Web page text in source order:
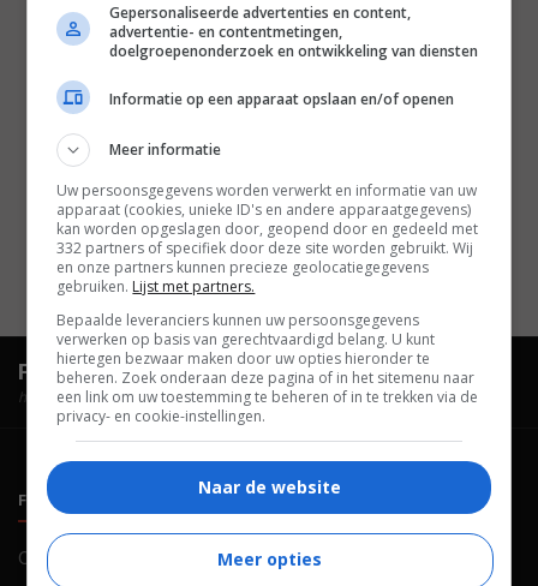
FilmTotaal.Hét online filmoverzicht.
hosted by
FILMTOTAAL
Contact
Privacy
Gepersonaliseerde advertenties en content,
advertentie- en contentmetingen,
doelgroepenonderzoek en ontwikkeling van diensten
Informatie op een apparaat opslaan en/of openen
Meer informatie
Uw persoonsgegevens worden verwerkt en informatie van uw
apparaat (cookies, unieke ID's en andere apparaatgegevens)
kan worden opgeslagen door, geopend door en gedeeld met
332 partners of specifiek door deze site worden gebruikt. Wij
en onze partners kunnen precieze geolocatiegegevens
gebruiken. Lijst met partners.
Bepaalde leveranciers kunnen uw persoonsgegevens
verwerken op basis van gerechtvaardigd belang. U kunt
hiertegen bezwaar maken door uw opties hieronder te
beheren. Zoek onderaan deze pagina of in het sitemenu naar
een link om uw toestemming te beheren of in te trekken via de
privacy- en cookie-instellingen.
Naar de website
Meer opties